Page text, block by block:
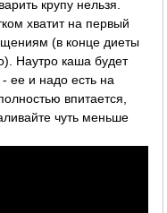
крупу нельзя.
хватит на первый
(в конце диеты
Наутро каша будет
ее и надо есть на
впитается,
чуть меньше